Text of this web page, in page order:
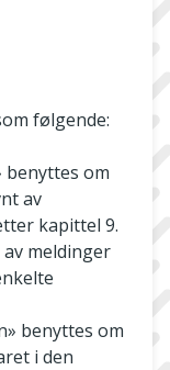
følgende:
benyttes om
av
kapittel 9.
meldinger
benyttes om
i den